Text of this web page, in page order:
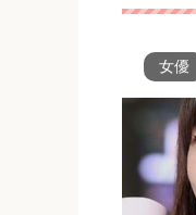
女優